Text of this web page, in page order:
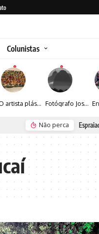
Colunistas
O artista plástico Jorge Luiz transforma sustentabilidade e criatividade em arte contemporânea Fotógrafo José Roberto apresenta um olhar sensível sobre arquitetura, formas e luz na fotografia
Não perca